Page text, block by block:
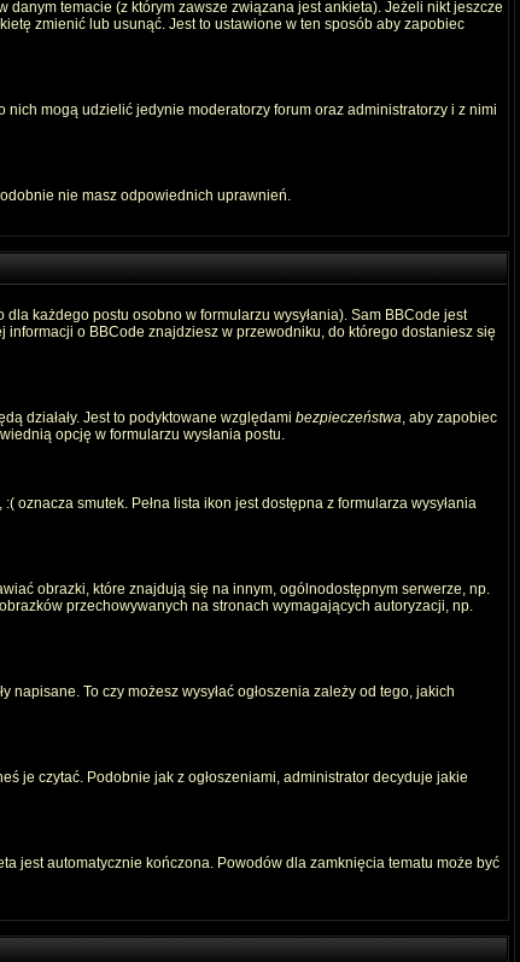
temacie (z którym zawsze związana jest ankieta). Jeżeli nikt jeszcze
zmienić lub usunąć. Jest to ustawione w ten sposób aby zapobiec
mogą udzielić jedynie moderatorzy forum oraz administratorzy i z nimi
nie masz odpowiednich uprawnień.
każdego postu osobno w formularzu wysyłania). Sam BBCode jest
o BBCode znajdziesz w przewodniku, do którego dostaniesz się
działały. Jest to podyktowane względami bezpieczeństwa, aby zapobiec
opcję w formularzu wysłania postu.
smutek. Pełna lista ikon jest dostępna z formularza wysyłania
obrazki, które znajdują się na innym, ogólnodostępnym serwerze, np.
przechowywanych na stronach wymagających autoryzacji, np.
To czy możesz wysyłać ogłoszenia zależy od tego, jakich
je czytać. Podobnie jak z ogłoszeniami, administrator decyduje jakie
jest automatycznie kończona. Powodów dla zamknięcia tematu może być